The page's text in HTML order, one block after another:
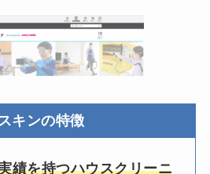
キンの特徴
績を持つハウスクリーニ